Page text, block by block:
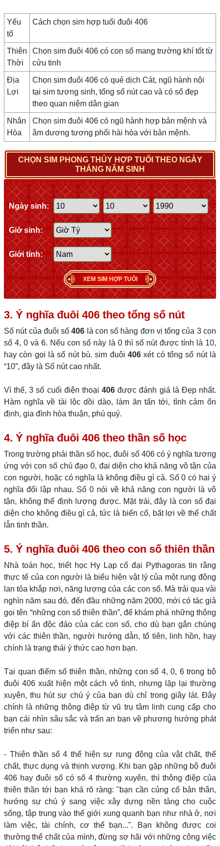
Yếu
tố
Cách chọn sim hợp tuổi đuôi 406
Thiên
Thời
Chọn sim đuôi 406 có con số mang trường khí tốt từ
cửu tinh
Địa
Lợi
Chọn sim đuôi 406 có quẻ dịch Cát, ngũ hành nội
tại sim tương sinh, tổng số nút cao và có số đẹp
theo quan niệm dân gian
Nhân
Hòa
Chọn sim đuôi 406 có ngũ hành hợp bản mệnh và
âm dương tương phối hài hòa với bản mệnh.
CHỌN SIM PHONG THỦY HỢP TUỔI THEO NGÀY
THÁNG NĂM SINH
Ngày sinh:
Giờ sinh:
Giới tính:
XEM SIM HỢP TUỔI
3. Ý nghĩa đuôi 406 theo tổng số nút
Số nút của đuôi số406 là con số hàng đơn vị tổng của 3 con
số 4, 0 và 6. Nếu con số này là 0 thì số nút được tính là 10,
hay còn gọi là số nút bù. sim đuôi 406 xét có tổng số nút là
“10”, đây là Số nút cao nhất.
Vì thế, 3 số cuối điện thoại406 được đánh giá là Đẹp nhất.
Hàm nghĩa về tài lộc dồi dào, làm ăn tấn tới, tình cảm ổn
định, gia đình hòa thuận, phú quý.
4. Ý nghĩa đuôi 406 theo thần số học
Trong trường phái thần số học, đuôi số 406 có ý nghĩa tương
ứng với con số chủ đạo 0, đại diện cho khả năng vô tận của
con người, hoặc có nghĩa là không điều gì cả. Số 0 có hai ý
nghĩa đối lập nhau. Số 0 nói về khả năng con người là vô
tận, không thể định lượng được. Mặt trái, đây là con số đại
diện cho không điều gì cả, tức là biến cố, bất lợi về thể chất
lẫn tinh thần.
5. Ý nghĩa đuôi 406 theo con số thiên thần
Nhà toán học, triết học Hy Lạp cổ đại Pythagoras tin rằng
thực tế của con người là biểu hiện vật lý của một rung động
lan tỏa khắp nơi, năng lượng của các con số. Mà trải qua vài
nghìn năm sau đó, đến đầu những năm 2000, mới có tác giả
gọi tên “những con số thiên thần”, để khám phá những thông
điệp bí ẩn độc đáo của các con số, cho dù bạn gắn chúng
với các thiên thần, người hướng dẫn, tổ tiên, linh hồn, hay
chính là trạng thái ý thức cao hơn bạn.
Tại quan điểm số thiên thần, những con số 4, 0, 6 trong bộ
đuôi 406 xuất hiện một cách vô tình, nhưng lặp lại thường
xuyên, thu hút sự chú ý của bạn dù chỉ trong giây lát. Đây
chính là những thông điệp từ vũ trụ tâm linh cung cấp cho
bạn cái nhìn sâu sắc và trấn an bạn về phương hướng phát
triển như sau:
- Thiên thần số 4 thể hiện sự rung động của vật chất, thể
chất, thực dụng và thịnh vượng. Khi bạn gặp những bộ đuôi
406 hay đuôi số có số 4 thường xuyên, thì thông điệp của
thiên thần tới bạn khá rõ ràng: "bạn cần củng cố bản thân,
hướng sự chú ý sang việc xây dựng nền tảng cho cuộc
sống, tập trung vào thế giới xung quanh bạn như nhà ở, nơi
làm việc, tài chính, cơ thể bạn...". Bạn không được coi
thường thể chất của mình, đừng sợ hãi với những công việc